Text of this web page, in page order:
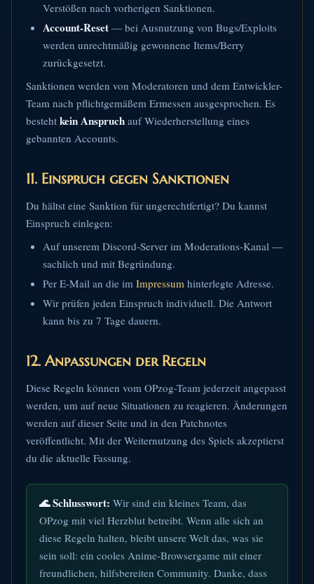
Verstößen nach vorherigen Sanktionen.
Account-Reset — bei Ausnutzung von Bugs/Exploits
werden unrechtmäßig gewonnene Items/Berry
zurückgesetzt.
Sanktionen werden von Moderatoren und dem Entwickler-
Team nach pflichtgemäßem Ermessen ausgesprochen. Es
besteht kein Anspruch auf Wiederherstellung eines
gebannten Accounts.
11. Einspruch gegen Sanktionen
Du hältst eine Sanktion für ungerechtfertigt? Du kannst
Einspruch einlegen:
Auf unserem Discord-Server im Moderations-Kanal —
sachlich und mit Begründung.
Per E-Mail an die im Impressum hinterlegte Adresse.
Wir prüfen jeden Einspruch individuell. Die Antwort
kann bis zu 7 Tage dauern.
12. Anpassungen der Regeln
Diese Regeln können vom OPzog-Team jederzeit angepasst
werden, um auf neue Situationen zu reagieren. Änderungen
werden auf dieser Seite und in den Patchnotes
veröffentlicht. Mit der Weiternutzung des Spiels akzeptierst
du die aktuelle Fassung.
🌊 Schlusswort: Wir sind ein kleines Team, das
OPzog mit viel Herzblut betreibt. Wenn alle sich an
diese Regeln halten, bleibt unsere Welt das, was sie
sein soll: ein cooles Anime-Browsergame mit einer
freundlichen, hilfsbereiten Community. Danke, dass